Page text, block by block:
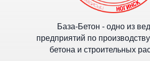
База-Бетон - одно из
предприятий по
бетона и строительных